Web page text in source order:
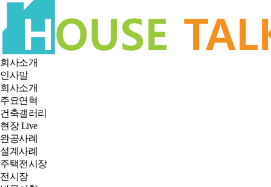
회사소개
인사말
회사소개
주요연혁
건축갤러리
현장 Live
완공사례
설계사례
주택전시장
전시장